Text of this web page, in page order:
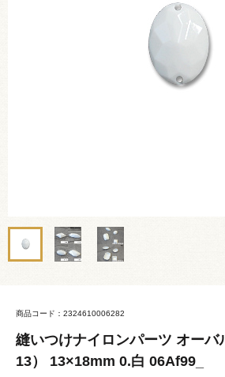
商品コード：2324610006282
縫いつけナイロンパーツ オーバ
13） 13×18mm 0.白 06Af99_